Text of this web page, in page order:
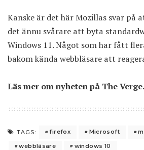
Kanske är det här Mozillas svar på
det ännu svårare att byta
Windows 11. Något som har fått
bakom kända webbläsare att
Läs mer om nyheten på The Verge.
TAGS: firefox Microsoft
webbläsare
windows 10